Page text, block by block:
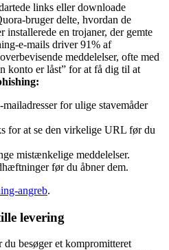
links eller downloade
bruger delte, hvordan de
installerede en trojaner, der gemte
e-mails driver 91% af
meddelelser, ofte med
konto er låst” for at få dig til at
for ulige stavemåder
for at se den virkelige URL før du
mistænkelige meddelelser.
før du åbner dem.
angreb.
levering
besøger et kompromitteret